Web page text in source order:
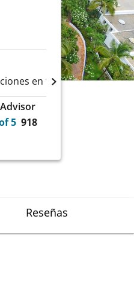
en familia
Golf
918
Reseñas